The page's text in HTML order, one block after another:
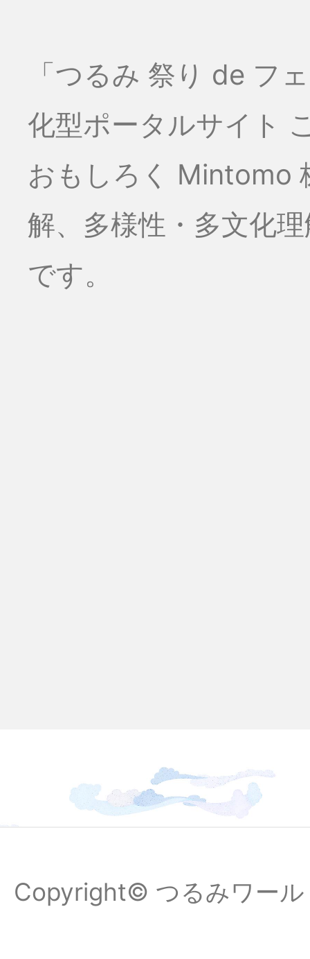
「つるみ 祭り de フ
化型ポータルサイト
おもしろく Mintomo
解、多様性・多文化
です。
Copyright© つるみワー